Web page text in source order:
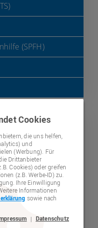
(SPFH)
für kleine
Cookies
die uns helfen,
und
(Werbung). Für
Drittanbieter
Cookies) oder greifen
(z.B. Werbe-ID) zu.
Ihre Einwilligung
Informationen
sowie nach
| Datenschutz